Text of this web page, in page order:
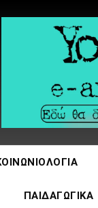
ΠΑΙΔΑΓΩΓΙΚΆ